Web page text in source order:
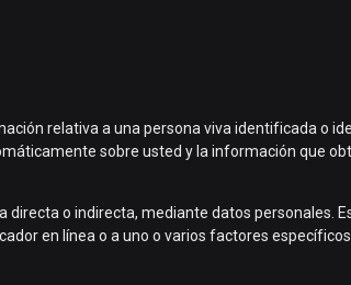
relativa a una persona viva identificada o
sobre usted y la información que
o indirecta, mediante datos personales.
en línea o a uno o varios factores